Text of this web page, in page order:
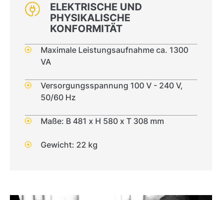
ELEKTRISCHE UND
PHYSIKALISCHE
KONFORMITÄT
Maximale Leistungsaufnahme ca. 1300
VA
Versorgungsspannung 100 V - 240 V,
50/60 Hz
Maße: B 481 x H 580 x T 308 mm
Gewicht: 22 kg